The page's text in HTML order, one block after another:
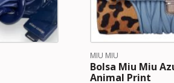
MIU MIU
Bolsa Miu Miu
Animal Print